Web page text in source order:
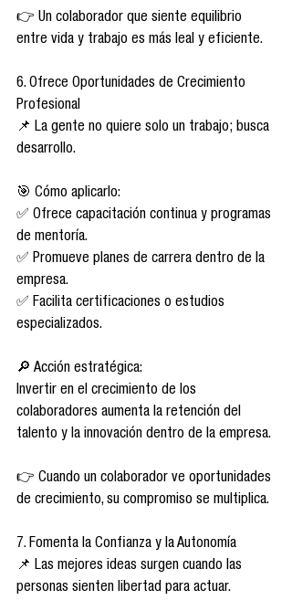
👉 Un colaborador que siente equilibrio
entre vida y trabajo es más leal y eficiente.
6. Ofrece Oportunidades de Crecimiento
Profesional
📌 La gente no quiere solo un trabajo; busca
desarrollo.
🎯 Cómo aplicarlo:
✅ Ofrece capacitación continua y programas
de mentoría.
✅ Promueve planes de carrera dentro de la
empresa.
✅ Facilita certificaciones o estudios
especializados.
🔎 Acción estratégica:
Invertir en el crecimiento de los
colaboradores aumenta la retención del
talento y la innovación dentro de la empresa.
👉 Cuando un colaborador ve oportunidades
de crecimiento, su compromiso se multiplica.
7. Fomenta la Confianza y la Autonomía
📌 Las mejores ideas surgen cuando las
personas sienten libertad para actuar.